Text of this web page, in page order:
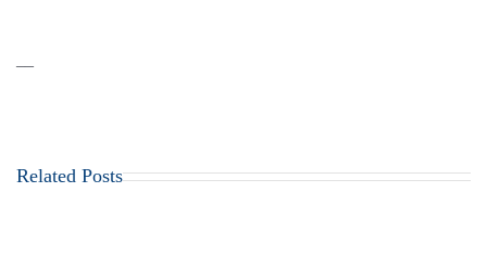
Related Posts